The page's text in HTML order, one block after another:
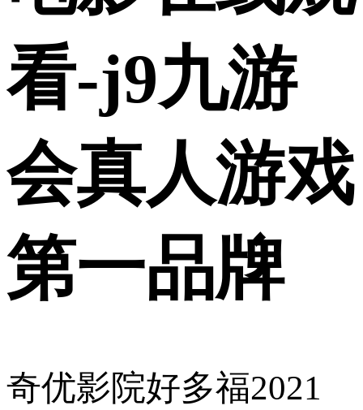
看-j9九游
会真人游戏
第一品牌
奇优影院好多福2021